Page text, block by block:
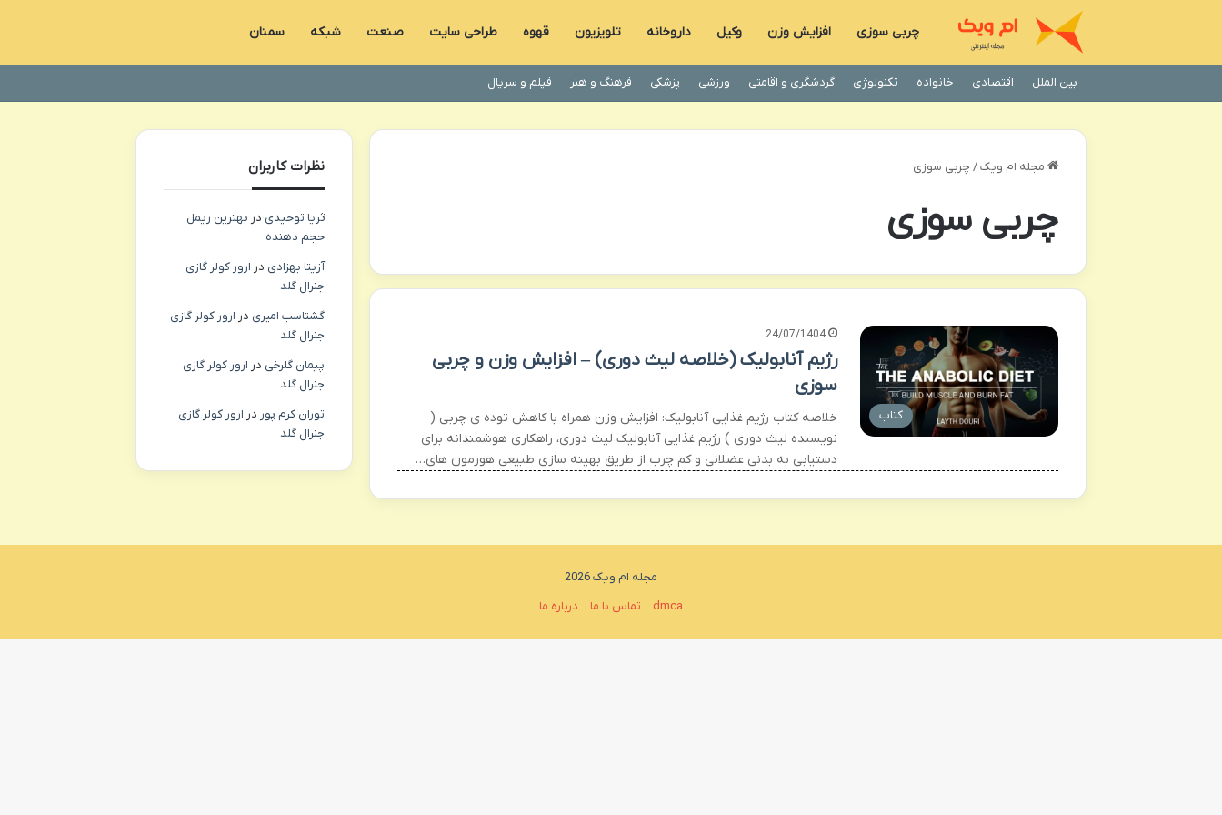
چربی سوزی افزایش وزن وکیل داروخانه تلویزیون قهوه طراحی سایت صنعت شبکه سمنان
بین الملل اقتصادی خانواده تکنولوژی گردشگری و اقامتی ورزشی پزشکی فرهنگ و هنر فیلم و سریال
مجله ام ویک / چربی سوزی
چربی سوزی
کتاب
24/07/1404
رژیم آنابولیک (خلاصه لیث دوری) – افزایش وزن و چربی
سوزی
خلاصه کتاب رژیم غذایی آنابولیک: افزایش وزن همراه با کاهش توده ی چربی (
نویسنده لیث دوری ) رژیم غذایی آنابولیک لیث دوری، راهکاری هوشمندانه برای
دستیابی به بدنی عضلانی و کم چرب از طریق بهینه سازی طبیعی هورمون های…
نظرات کاربران
ثریا توحیدی در بهترین ریمل
حجم دهنده
آزیتا بهزادی در ارور کولر گازی
جنرال گلد
گشتاسب امیری در ارور کولر گازی
جنرال گلد
پیمان گلرخی در ارور کولر گازی
جنرال گلد
توران کرم پور در ارور کولر گازی
جنرال گلد
مجله ام ویک 2026
dmca
تماس با ما درباره ما